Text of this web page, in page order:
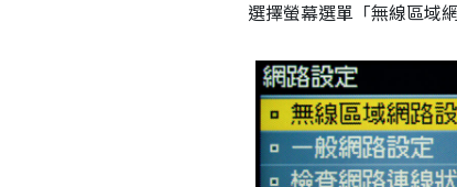
選擇螢幕選單「無線區域